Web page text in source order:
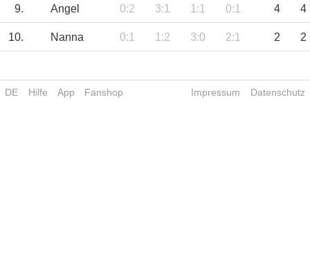
9. Angel 0:2 3:1 1:1 0:1 4 4
10. Nanna 0:1 1:2 3:0 2:1 2 2
DE Hilfe App Fanshop Impressum Datenschutz